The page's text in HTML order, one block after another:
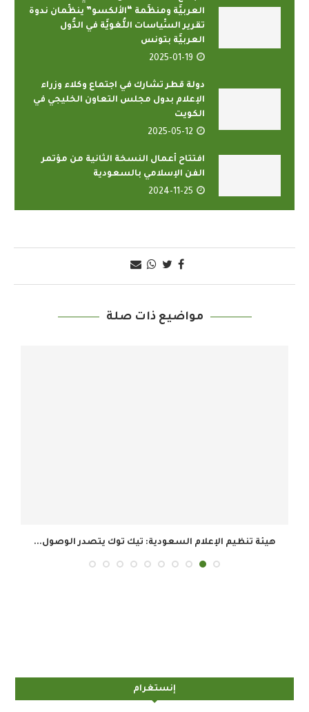
العربيَّة ومنظَّمة “الألكسو” ينظِّمان ندوة
تقرير السِّياسات اللُّغويَّة في الدُّول
العربيَّة بتونس
2025-01-19
دولة قطر تشارك في اجتماع وكلاء وزراء
الإعلام بدول مجلس التعاون الخليجي في
الكويت
2025-05-12
افتتاح أعمال النسخة الثانية من مؤتمر
الفن الإسلامي بالسعودية
2024-11-25
مواضيع ذات صلة
هيئة تنظيم الإعلام السعودية: تيك توك يتصدر الوصول...
إنستغرام